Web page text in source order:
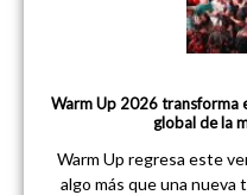
Warm Up 2026 transforma
global de la
Warm Up regresa este
algo más que una nueva